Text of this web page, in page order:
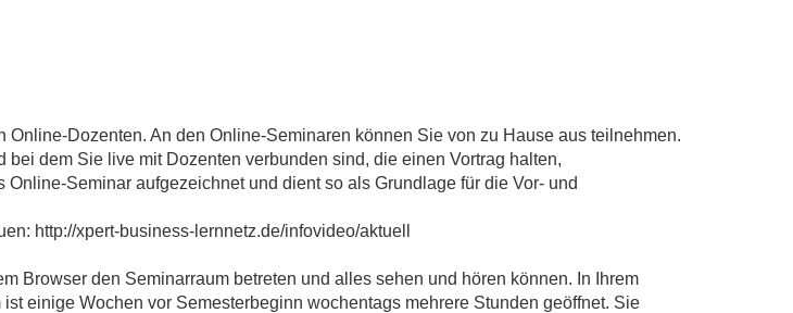
Dozenten. An den Online-Seminaren können Sie von zu Hause aus teilnehmen.
dem Sie live mit Dozenten verbunden sind, die einen Vortrag halten,
Seminar aufgezeichnet und dient so als Grundlage für die Vor- und
http://xpert-business-lernnetz.de/infovideo/aktuell
Browser den Seminarraum betreten und alles sehen und hören können. In Ihrem
einige Wochen vor Semesterbeginn wochentags mehrere Stunden geöffnet. Sie